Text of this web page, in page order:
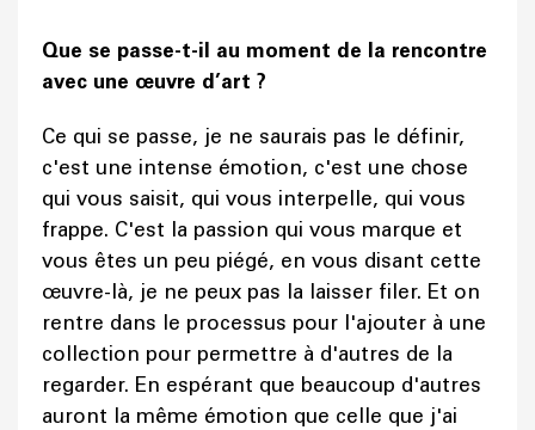
Que se passe-t-il au moment de la rencontre
avec une œuvre d’art ?
Ce qui se passe, je ne saurais pas le définir,
c'est une intense émotion, c'est une chose
qui vous saisit, qui vous interpelle, qui vous
frappe. C'est la passion qui vous marque et
vous êtes un peu piégé, en vous disant cette
œuvre-là, je ne peux pas la laisser filer. Et on
rentre dans le processus pour l'ajouter à une
collection pour permettre à d'autres de la
regarder. En espérant que beaucoup d'autres
auront la même émotion que celle que j'ai